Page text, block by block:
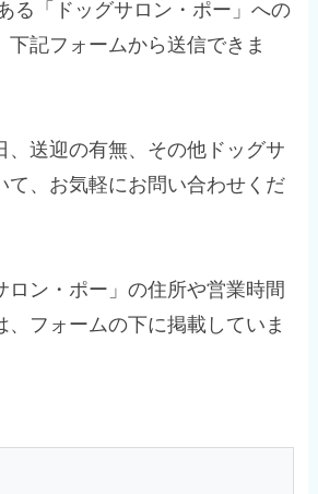
る「ドッグサロン・ポー」への
下記フォームから送信できま
、送迎の有無、その他ドッグサ
て、お気軽にお問い合わせくだ
ロン・ポー」の住所や営業時間
、フォームの下に掲載していま